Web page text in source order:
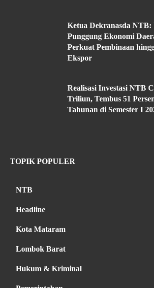
Ketua Dekranasda
Punggung Ekonomi
Perkuat Pembinaan
Ekspor
Realisasi Investasi NTB
Triliun, Tembus 51
Tahunan di Semester I
TOPIK POPULER
NTB
Headline
Kota Mataram
Lombok Barat
Hukum & Kriminal